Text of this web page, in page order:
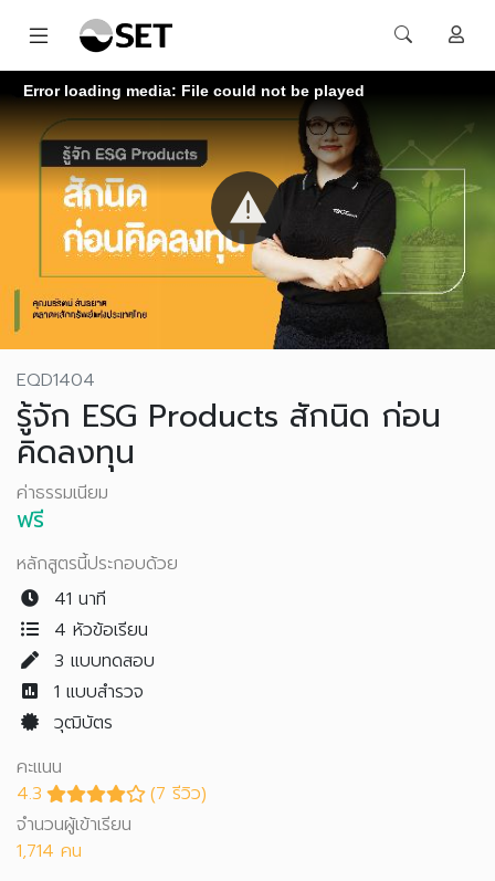
Error loading media: File could not be played
EQD1404
รู้จัก ESG Products สักนิด ก่อน
คิดลงทุน
ค่าธรรมเนียม
ฟรี
หลักสูตรนี้ประกอบด้วย
41 นาที
4 หัวข้อเรียน
3 แบบทดสอบ
1 แบบสำรวจ
วุฒิบัตร
คะแนน
4.3
(7 รีวิว)
จำนวนผู้เข้าเรียน
1,714 คน